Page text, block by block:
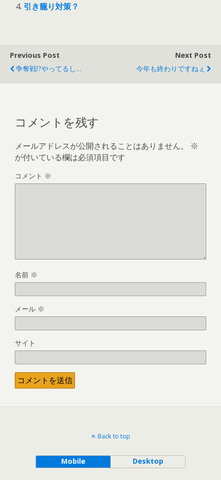
引き籠り対策？
Previous Post
争奪戦!?やってるし…
Next Post
今年も終わりですねぇ
コメントを残す
メールアドレスが公開されることはありません。
※
が付いている欄は必須項目です
コメント ※
名前 ※
メール ※
サイト
Back to top
Mobile Desktop